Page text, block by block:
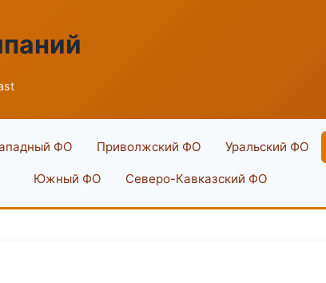
ФО Приволжский ФО Уральский ФО
Южный ФО Северо-Кавказский ФО